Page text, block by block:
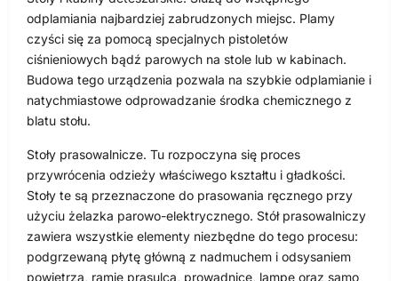
odplamiania najbardziej zabrudzonych miejsc. Plamy
czyści się za pomocą specjalnych pistoletów
ciśnieniowych bądź parowych na stole lub w kabinach.
Budowa tego urządzenia pozwala na szybkie odplamianie i
natychmiastowe odprowadzanie środka chemicznego z
blatu stołu.
Stoły prasowalnicze. Tu rozpoczyna się proces
przywrócenia odzieży właściwego kształtu i gładkości.
Stoły te są przeznaczone do prasowania ręcznego przy
użyciu żelazka parowo-elektrycznego. Stół prasowalniczy
zawiera wszystkie elementy niezbędne do tego procesu:
podgrzewaną płytę główną z nadmuchem i odsysaniem
powietrza, ramię prasulca, prowadnicę, lampę oraz samo